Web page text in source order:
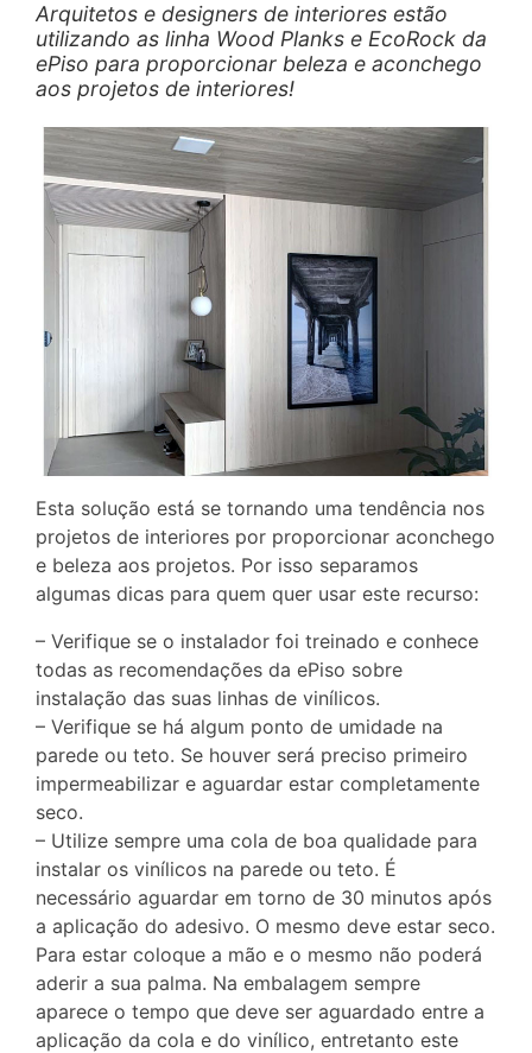
Arquitetos e designers de interiores estão
utilizando as linha Wood Planks e EcoRock da
ePiso para proporcionar beleza e aconchego
aos projetos de interiores!
Esta solução está se tornando uma tendência nos
projetos de interiores por proporcionar aconchego
e beleza aos projetos. Por isso separamos
algumas dicas para quem quer usar este recurso:
– Verifique se o instalador foi treinado e conhece
todas as recomendações da ePiso sobre
instalação das suas linhas de vinílicos.
– Verifique se há algum ponto de umidade na
parede ou teto. Se houver será preciso primeiro
impermeabilizar e aguardar estar completamente
seco.
– Utilize sempre uma cola de boa qualidade para
instalar os vinílicos na parede ou teto. É
necessário aguardar em torno de 30 minutos após
a aplicação do adesivo. O mesmo deve estar seco.
Para estar coloque a mão e o mesmo não poderá
aderir a sua palma. Na embalagem sempre
aparece o tempo que deve ser aguardado entre a
aplicação da cola e do vinílico, entretanto este